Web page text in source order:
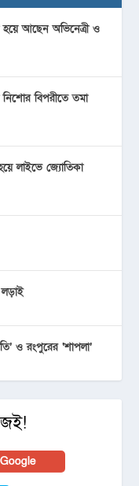
হয়ে আছেন অভিনেত্রী ও
বিপরীতে তমা
লাইভে জ্যোতিকা
ও রংপুরের ‘শাপলা’
Google